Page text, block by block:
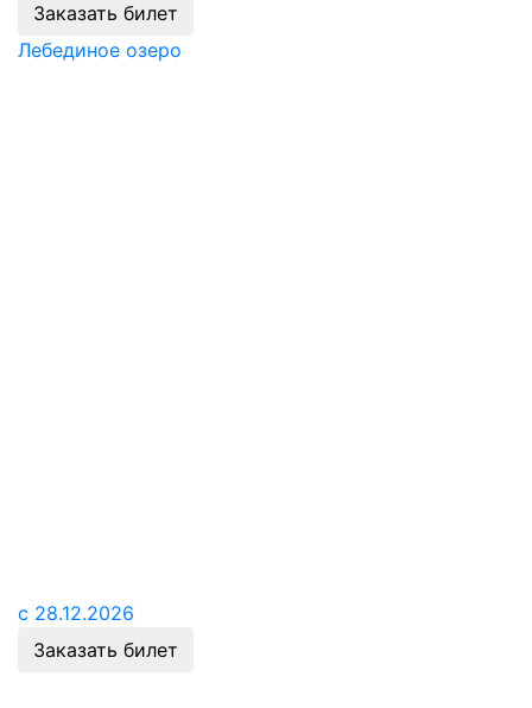
Заказать билет
Лебединое озеро
с 28.12.2026
Заказать билет